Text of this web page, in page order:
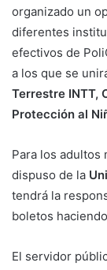
organizado un
diferentes
efectivos de
a los que se
Terrestre INTT,
Protección al
Para los adultos
dispuso de la
tendrá la
boletos
El servidor